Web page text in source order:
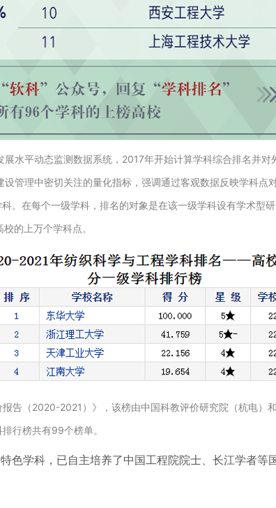
水平动态监测数据系统，2017年开始计算学科综合排名并
管理中密切关注的量化指标，强调通过客观数据反映学科
。在每个一级学科，排名的对象是在该一级学科设有学术型
的上万个学科点。
告（2020-2021）》，该榜由中国科教评价研究院（杭电
行榜共有99个榜单。
色学科，已自主培养了中国工程院院士、长江学者